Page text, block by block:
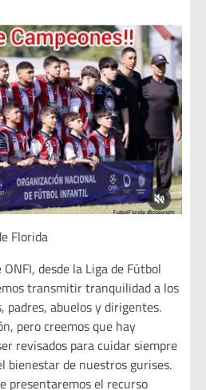
Florida
desde la Liga de Fútbol
transmitir tranquilidad a los
padres, abuelos y dirigentes.
pero creemos que hay
revisados para cuidar siempre
bienestar de nuestros gurises.
presentaremos el recurso